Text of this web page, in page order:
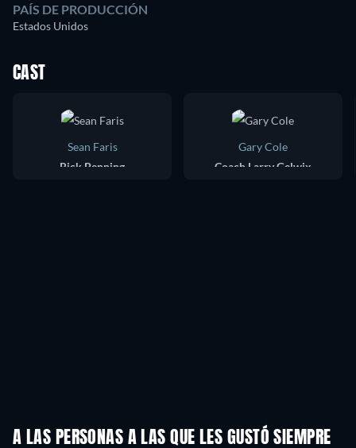
PAÍS DE PRODUCCIÓN
Estados Unidos
CAST
Sean Faris
Rick Penning
Gary Cole
Coach Larry Gelwix
A LAS PERSONAS A LAS QUE LES GUSTÓ SIEMPRE